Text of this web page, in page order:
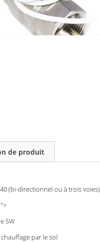
de produit
(bi-directionnel ou à trois voies)
5W
par le sol